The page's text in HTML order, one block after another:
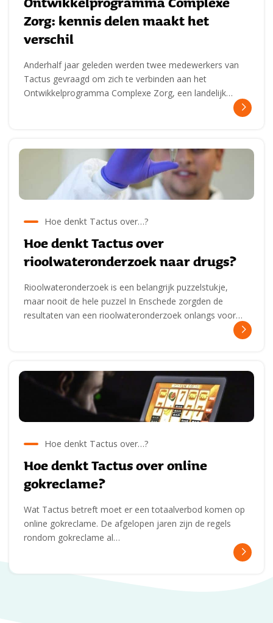
Zorg: kennis delen maakt het
verschil
Anderhalf jaar geleden werden twee medewerkers van
Tactus gevraagd om zich te verbinden aan het
Ontwikkelprogramma Complexe Zorg, een landelijk…
Hoe denkt Tactus over…?
Hoe denkt Tactus over
rioolwateronderzoek naar drugs?
Rioolwateronderzoek is een belangrijk puzzelstukje,
maar nooit de hele puzzel In Enschede zorgden de
resultaten van een rioolwateronderzoek onlangs voor…
Hoe denkt Tactus over…?
Hoe denkt Tactus over online
gokreclame?
Wat Tactus betreft moet er een totaalverbod komen op
online gokreclame. De afgelopen jaren zijn de regels
rondom gokreclame al…